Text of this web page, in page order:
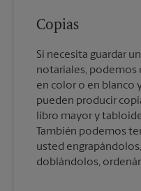
Copias
Si necesita guardar
notariales, podemos
en color o en blanco
pueden producir
libro mayor y
También podemos
usted
doblándolos,